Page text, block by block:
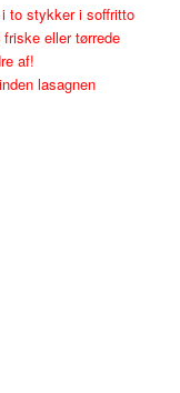
to stykker i soffritto
eller tørrede
af!
lasagnen